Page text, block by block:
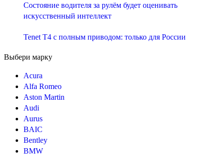
Состояние водителя за рулём будет оценивать
искусственный интеллект
Tenet T4 с полным приводом: только для России
Выбери марку
Acura
Alfa Romeo
Aston Martin
Audi
Aurus
BAIC
Bentley
BMW